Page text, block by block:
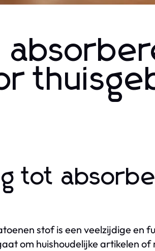
tot
stof is een veelzijdige en
om huishoudelijke artikelen